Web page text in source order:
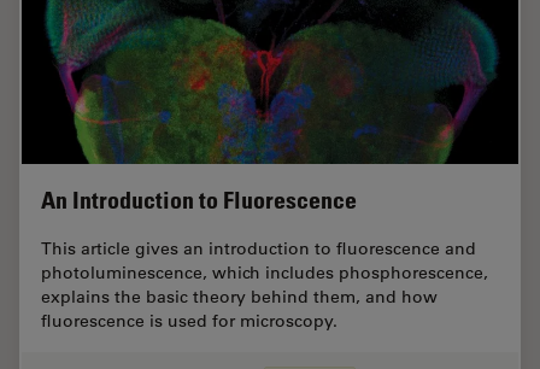
An Introduction to Fluorescence
This article gives an introduction to fluorescence and
photoluminescence, which includes phosphorescence,
explains the basic theory behind them, and how
fluorescence is used for microscopy.